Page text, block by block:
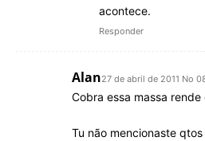
acontece.
Responder
Alan27 de abril de 2011 No
Cobra essa massa rende
Tu não mencionaste